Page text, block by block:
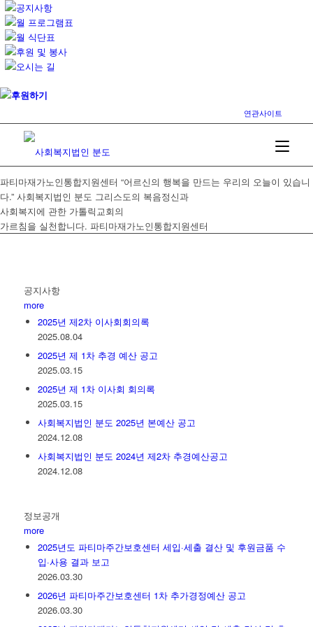
공지사항
월 프로그램표
월 식단표
후원 및 봉사
오시는 길
후원하기
연관사이트
파티마재가노인통합지원센터 “어르신의 행복을 만드는 우리의 오늘이 있습니
다.” 사회복지법인 분도 그리스도의 복음정신과
사회복지에 관한 가톨릭교회의
가르침을 실천합니다. 파티마재가노인통합지원센터
공지사항
more
2025년 제2차 이사회회의록
2025.08.04
2025년 제 1차 추경 예산 공고
2025.03.15
2025년 제 1차 이사회 회의록
2025.03.15
사회복지법인 분도 2025년 본예산 공고
2024.12.08
사회복지법인 분도 2024년 제2차 추경예산공고
2024.12.08
정보공개
more
2025년도 파티마주간보호센터 세입·세출 결산 및 후원금품 수
입·사용 결과 보고
2026.03.30
2026년 파티마주간보호센터 1차 추가경정예산 공고
2026.03.30